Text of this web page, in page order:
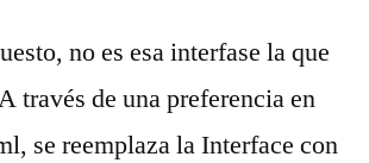
no es esa interfase la que
través de una preferencia en
se reemplaza la Interface con